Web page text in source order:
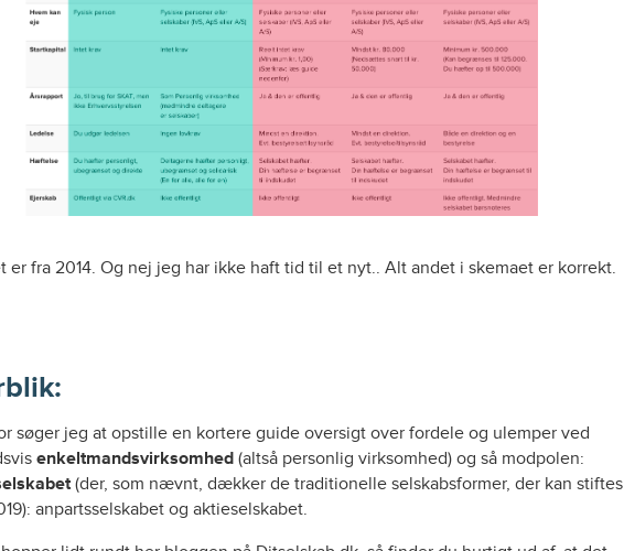
er fra 2014. Og nej jeg har ikke haft tid til et nyt.. Alt andet i skemaet er korrekt.
søger jeg at opstille en kortere guide oversigt over fordele og ulemper ved
enkeltmandsvirksomhed (altså personlig virksomhed) og så modpolen:
(der, som nævnt, dækker de traditionelle selskabsformer, der kan stiftes
anpartsselskabet og aktieselskabet.